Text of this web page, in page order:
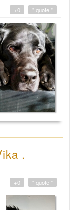
" quote "
+0
.
" quote "
+0